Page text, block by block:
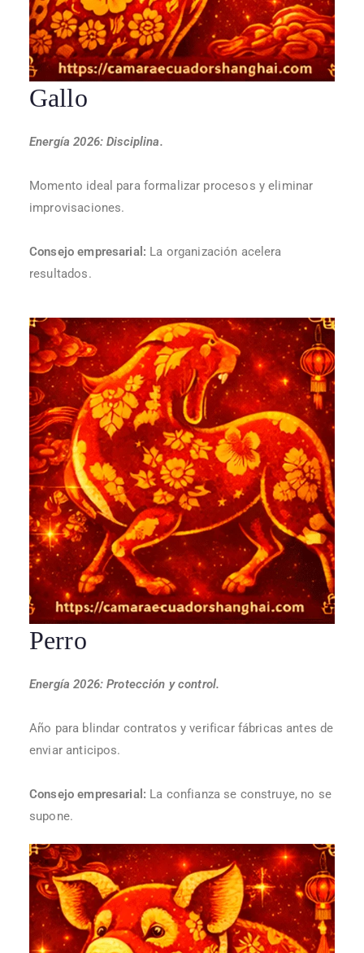
Gallo
Energía 2026: Disciplina.
Momento ideal para formalizar procesos y eliminar
improvisaciones.
Consejo empresarial: La organización acelera
resultados.
Perro
Energía 2026: Protección y control.
Año para blindar contratos y verificar fábricas antes de
enviar anticipos.
Consejo empresarial: La confianza se construye, no se
supone.